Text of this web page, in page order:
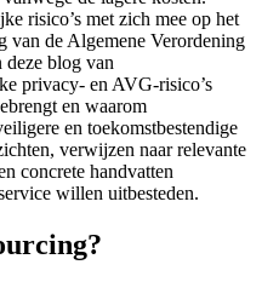
risico’s met zich mee op het
van de Algemene Verordening
blog van
privacy- en AVG-risico’s
en waarom
en toekomstbestendige
verwijzen naar relevante
concrete handvatten
willen uitbesteden.